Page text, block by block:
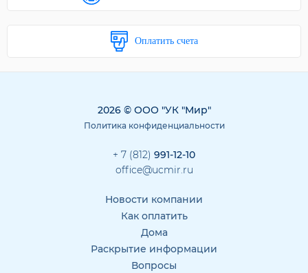
Оплатить счета
2026 © ООО "УК "Мир"
Политика конфиденциальности
+ 7 (812) 991-12-10
office@ucmir.ru
Новости компании
Как оплатить
Дома
Раскрытие информации
Вопросы